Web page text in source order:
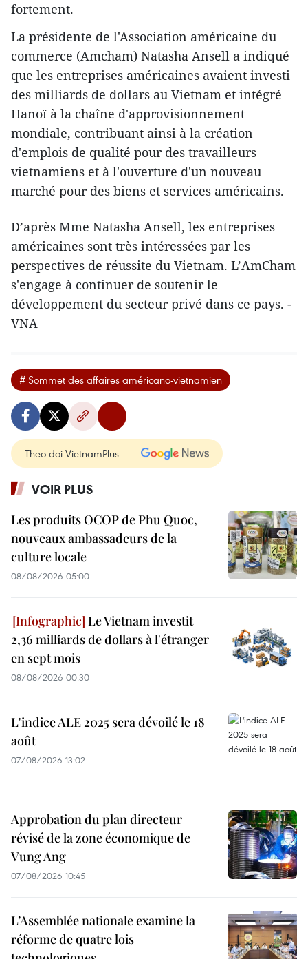
fortement.
La présidente de l'Association américaine du
commerce (Amcham) Natasha Ansell a indiqué
que les entreprises américaines avaient investi
des milliards de dollars au Vietnam et intégré
Hanoï à la chaîne d'approvisionnement
mondiale, contribuant ainsi à la création
d'emplois de qualité pour des travailleurs
vietnamiens et à l'ouverture d'un nouveau
marché pour des biens et services américains.
D’après Mme Natasha Ansell, les entreprises
américaines sont très intéressées par les
perspectives de réussite du Vietnam. L’AmCham
s'engage à continuer de soutenir le
développement du secteur privé dans ce pays. -
VNA
# Sommet des affaires américano-vietnamien
Theo dõi VietnamPlus
VOIR PLUS
Les produits OCOP de Phu Quoc,
nouveaux ambassadeurs de la
culture locale
08/08/2026 05:00
Le Vietnam investit
2,36 milliards de dollars à l'étranger
en sept mois
08/08/2026 00:30
L'indice ALE 2025 sera dévoilé le 18
août
07/08/2026 13:02
Approbation du plan directeur
révisé de la zone économique de
Vung Ang
07/08/2026 10:45
L’Assemblée nationale examine la
réforme de quatre lois